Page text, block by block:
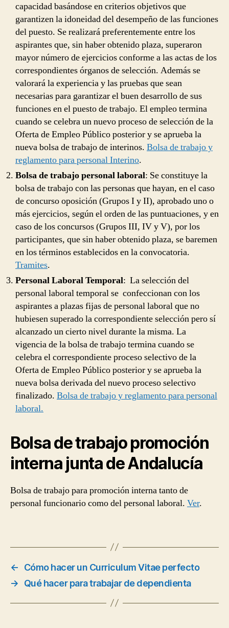
capacidad basándose en criterios objetivos que
garantizen la idoneidad del desempeño de las funciones
del puesto. Se realizará preferentemente entre los
aspirantes que, sin haber obtenido plaza, superaron
mayor número de ejercicios conforme a las actas de los
correspondientes órganos de selección. Además se
valorará la experiencia y las pruebas que sean
necesarias para garantizar el buen desarrollo de sus
funciones en el puesto de trabajo. El empleo termina
cuando se celebra un nuevo proceso de selección de la
Oferta de Empleo Público posterior y se aprueba la
nueva bolsa de trabajo de interinos. Bolsa de trabajo y
reglamento para personal Interino.
Bolsa de trabajo personal laboral: Se constituye la
bolsa de trabajo con las personas que hayan, en el caso
de concurso oposición (Grupos I y II), aprobado uno o
más ejercicios, según el orden de las puntuaciones, y en
caso de los concursos (Grupos III, IV y V), por los
participantes, que sin haber obtenido plaza, se baremen
en los términos establecidos en la convocatoria.
Tramites.
Personal Laboral Temporal: La selección del
personal laboral temporal se confeccionan con los
aspirantes a plazas fijas de personal laboral que no
hubiesen superado la correspondiente selección pero sí
alcanzado un cierto nivel durante la misma. La
vigencia de la bolsa de trabajo termina cuando se
celebra el correspondiente proceso selectivo de la
Oferta de Empleo Público posterior y se aprueba la
nueva bolsa derivada del nuevo proceso selectivo
finalizado. Bolsa de trabajo y reglamento para personal
laboral.
Bolsa de trabajo promoción
interna junta de Andalucía
Bolsa de trabajo para promoción interna tanto de
personal funcionario como del personal laboral. Ver.
←
Cómo hacer un Curriculum Vitae perfecto
→
Qué hacer para trabajar de dependienta